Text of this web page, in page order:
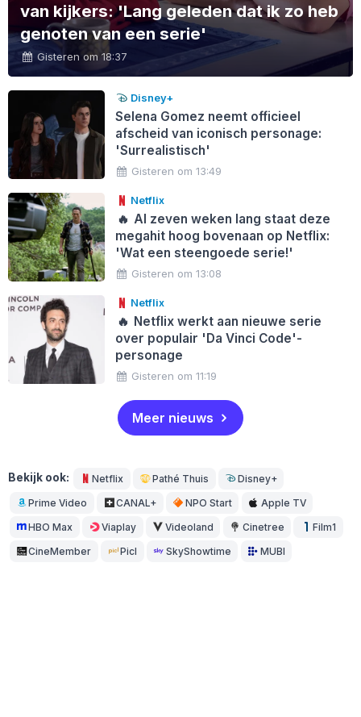
van kijkers: 'Lang geleden dat ik zo heb
genoten van een serie'
Gisteren om 18:37
Disney+
Selena Gomez neemt officieel
afscheid van iconisch personage:
'Surrealistisch'
Gisteren om 13:49
Netflix
🔥 Al zeven weken lang staat deze
megahit hoog bovenaan op Netflix:
'Wat een steengoede serie!'
Gisteren om 13:08
Netflix
🔥 Netflix werkt aan nieuwe serie
over populair 'Da Vinci Code'-
personage
Gisteren om 11:19
Meer nieuws
Bekijk ook: Netflix Pathé Thuis Disney+
Prime Video CANAL+ NPO Start Apple TV
HBO Max Viaplay Videoland Cinetree Film1
CineMember Picl SkyShowtime MUBI